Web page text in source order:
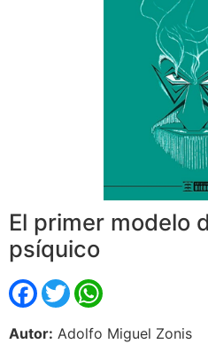
El primer modelo
psíquico
Facebook
Twitter
Autor: Adolfo Miguel Zonis